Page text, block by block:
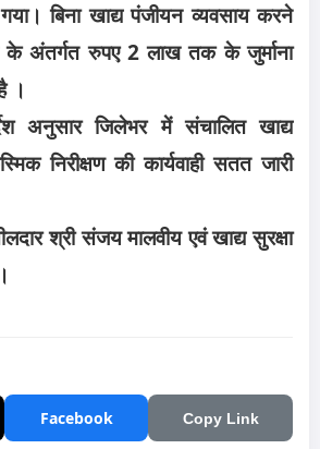
बिना खाद्य पंजीयन व्यवसाय करने
के अंतर्गत रुपए 2 लाख तक के जुर्माना
।
अनुसार जिलेभर में संचालित खाद्य
निरीक्षण की कार्यवाही सतत जारी
श्री संजय मालवीय एवं खाद्य सुरक्षा
Facebook Copy Link